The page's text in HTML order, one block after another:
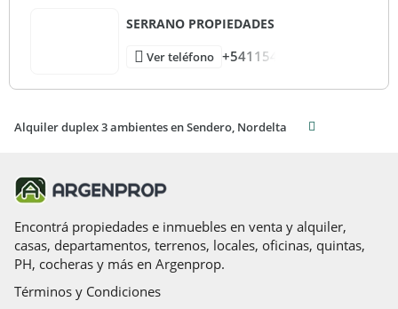
SERRANO PROPIEDADES
Ver teléfono +541154
Alquiler duplex 3 ambientes en Sendero, Nordelta
Encontrá propiedades e inmuebles en venta y alquiler,
casas, departamentos, terrenos, locales, oficinas, quintas,
PH, cocheras y más en Argenprop.
Términos y Condiciones